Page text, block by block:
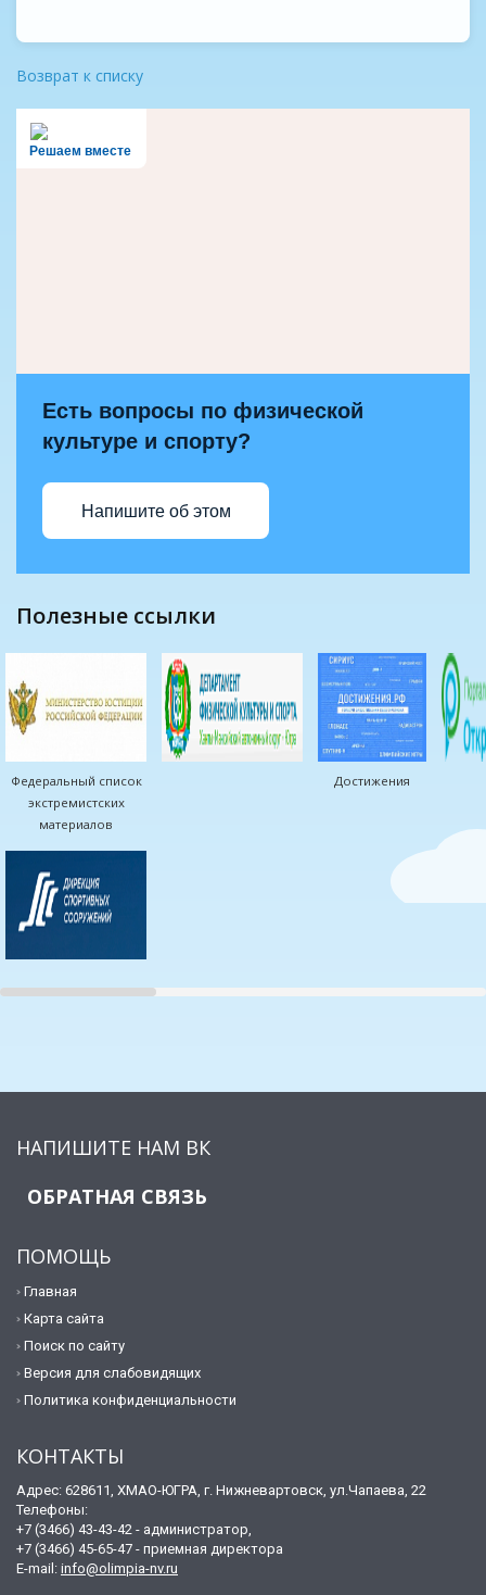
Возврат к списку
Решаем вместе
Есть вопросы по физической
культуре и спорту?
Напишите об этом
полезные ссылки
Федеральный список
экстремистских
материалов
Достижения
НАПИШИТЕ НАМ ВК
ОБРАТНАЯ СВЯЗЬ
ПОМОЩЬ
Главная
Карта сайта
Поиск по сайту
Версия для слабовидящих
Политика конфиденциальности
КОНТАКТЫ
Адрес: 628611, ХМАО-ЮГРА, г. Нижневартовск, ул.Чапаева, 22
Телефоны:
+7 (3466) 43-43-42 - администратор,
+7 (3466) 45-65-47 - приемная директора
E-mail: info@olimpia-nv.ru